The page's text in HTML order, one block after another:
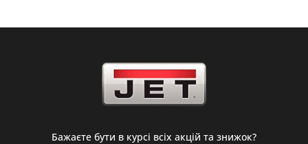
Бажаєте бути в курсі всіх акцій та знижок?